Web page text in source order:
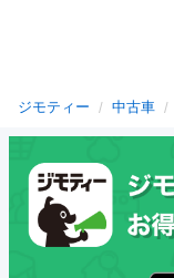
ジモティー 中古車